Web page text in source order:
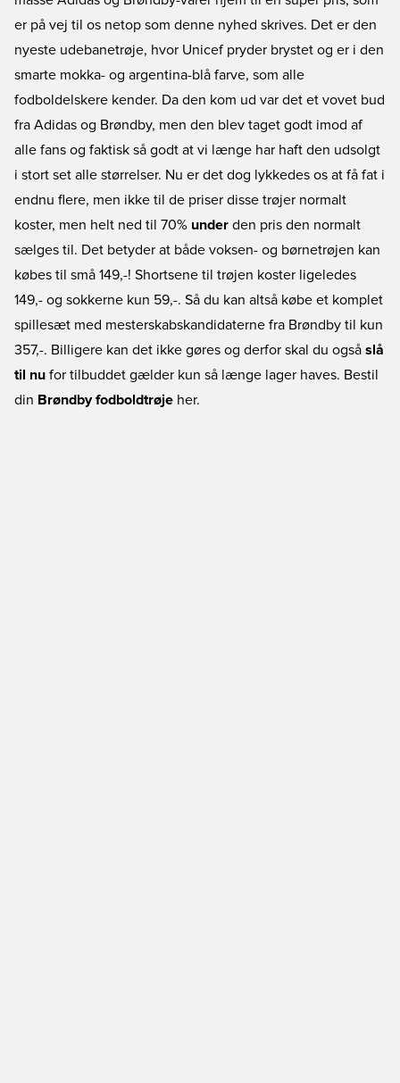
er på vej til os netop som denne nyhed skrives. Det er den
nyeste udebanetrøje, hvor Unicef pryder brystet og er i den
smarte mokka- og argentina-blå farve, som alle
fodboldelskere kender. Da den kom ud var det et vovet bud
fra Adidas og Brøndby, men den blev taget godt imod af
alle fans og faktisk så godt at vi længe har haft den udsolgt
i stort set alle størrelser. Nu er det dog lykkedes os at få fat i
endnu flere, men ikke til de priser disse trøjer normalt
koster, men helt ned til 70% under den pris den normalt
sælges til. Det betyder at både voksen- og børnetrøjen kan
købes til små 149,-! Shortsene til trøjen koster ligeledes
149,- og sokkerne kun 59,-. Så du kan altså købe et komplet
spillesæt med mesterskabskandidaterne fra Brøndby til kun
357,-. Billigere kan det ikke gøres og derfor skal du også slå
til nu for tilbuddet gælder kun så længe lager haves. Bestil
din Brøndby fodboldtrøje her.